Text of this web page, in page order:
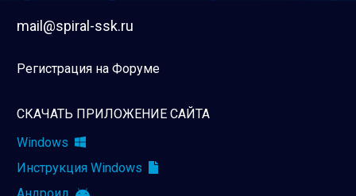
mail@spiral-ssk.ru
Регистрация на Форуме
СКАЧАТЬ ПРИЛОЖЕНИЕ САЙТА
Windows
Инструкция Windows